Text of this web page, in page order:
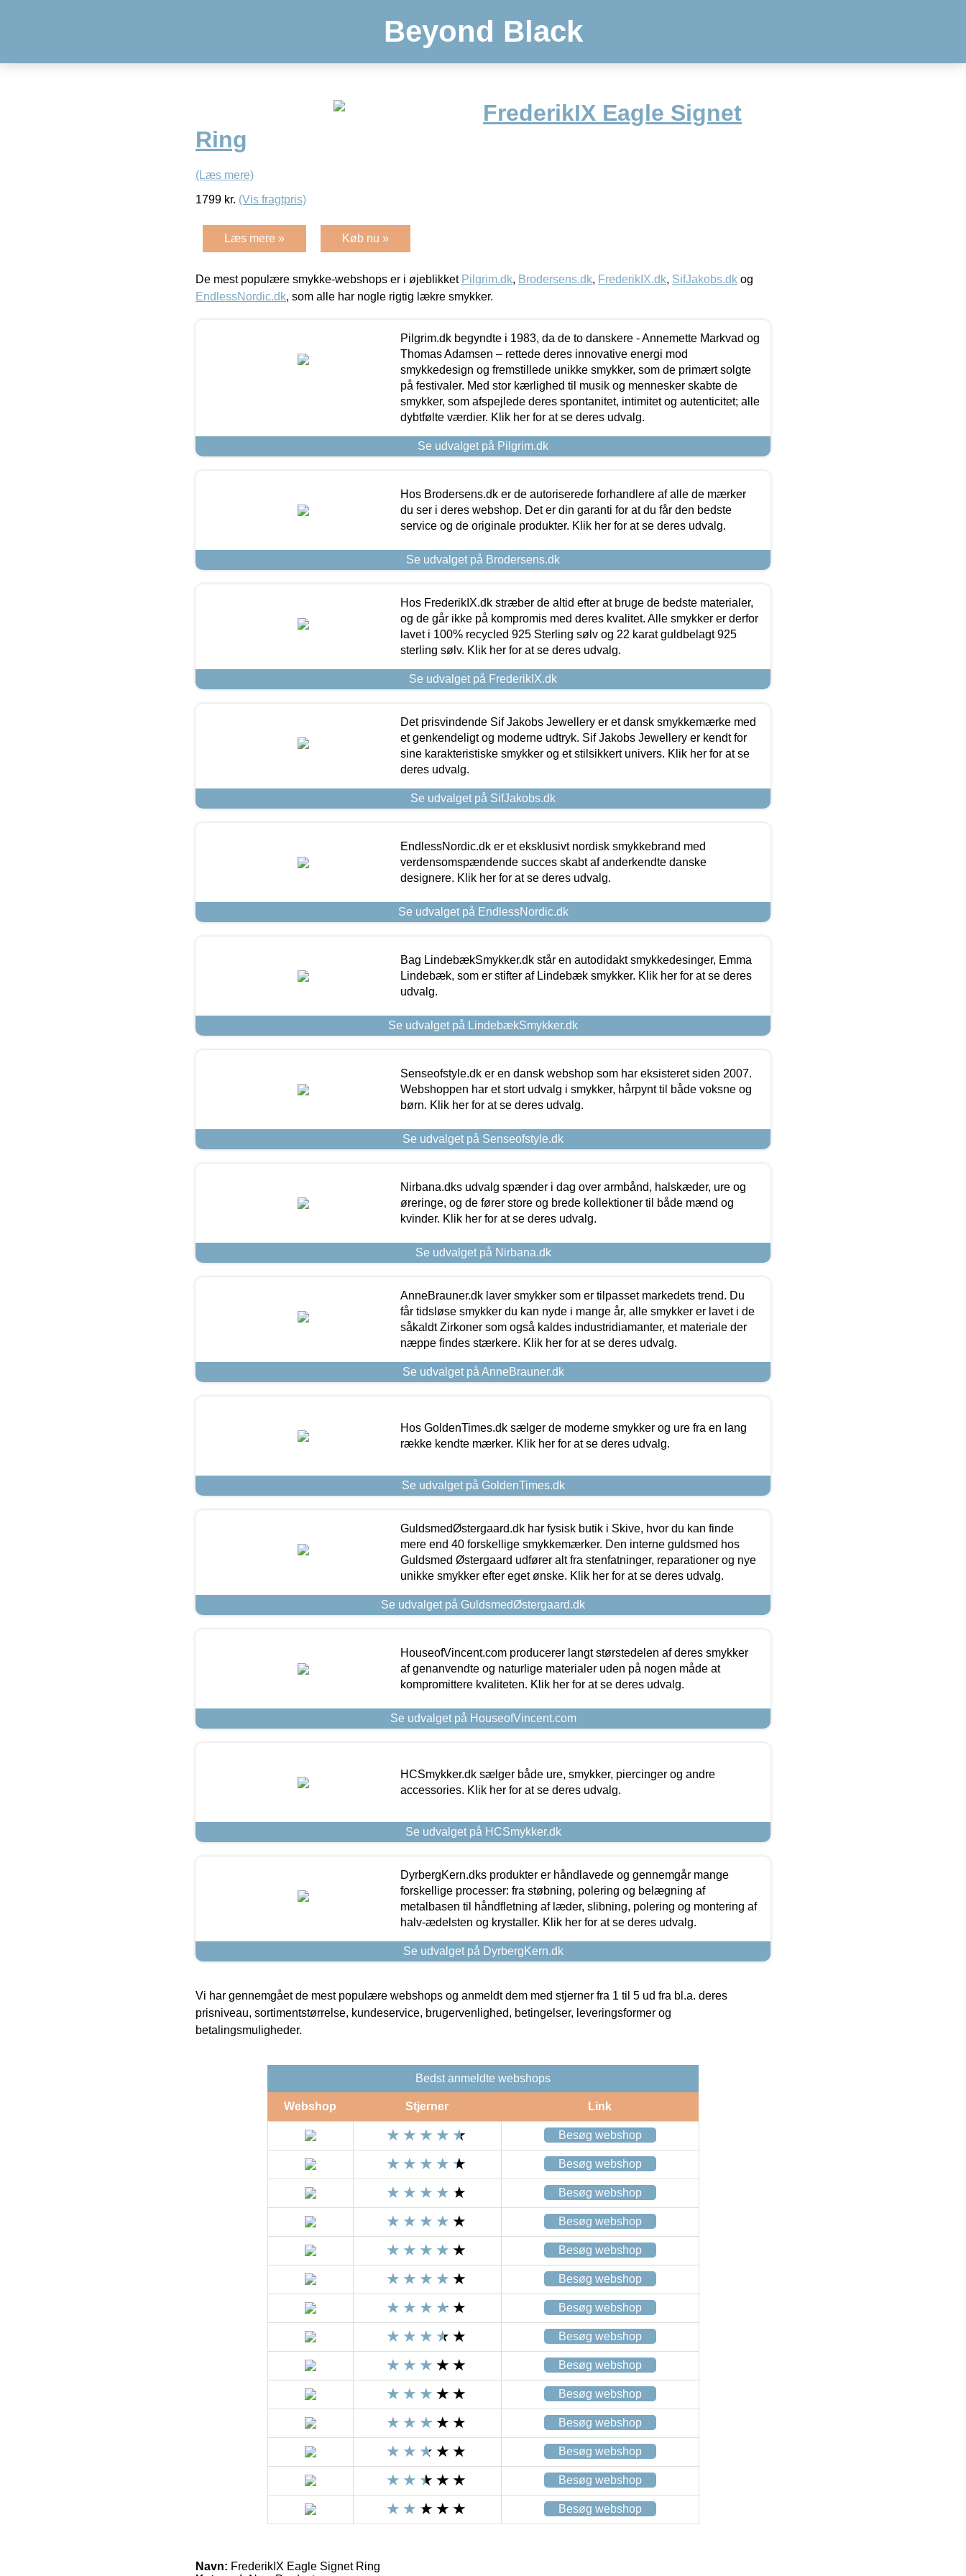
Beyond Black
FrederikIX Eagle Signet
Ring
(Læs mere)
1799 kr. (Vis fragtpris)
Læs mere » Køb nu »
De mest populære smykke-webshops er i øjeblikket Pilgrim.dk, Brodersens.dk, FrederikIX.dk, SifJakobs.dk og
EndlessNordic.dk, som alle har nogle rigtig lækre smykker.
Pilgrim.dk begyndte i 1983, da de to danskere - Annemette Markvad og
Thomas Adamsen – rettede deres innovative energi mod
smykkedesign og fremstillede unikke smykker, som de primært solgte
på festivaler. Med stor kærlighed til musik og mennesker skabte de
smykker, som afspejlede deres spontanitet, intimitet og autenticitet; alle
dybtfølte værdier. Klik her for at se deres udvalg.
Se udvalget på Pilgrim.dk
Hos Brodersens.dk er de autoriserede forhandlere af alle de mærker
du ser i deres webshop. Det er din garanti for at du får den bedste
service og de originale produkter. Klik her for at se deres udvalg.
Se udvalget på Brodersens.dk
Hos FrederikIX.dk stræber de altid efter at bruge de bedste materialer,
og de går ikke på kompromis med deres kvalitet. Alle smykker er derfor
lavet i 100% recycled 925 Sterling sølv og 22 karat guldbelagt 925
sterling sølv. Klik her for at se deres udvalg.
Se udvalget på FrederikIX.dk
Det prisvindende Sif Jakobs Jewellery er et dansk smykkemærke med
et genkendeligt og moderne udtryk. Sif Jakobs Jewellery er kendt for
sine karakteristiske smykker og et stilsikkert univers. Klik her for at se
deres udvalg.
Se udvalget på SifJakobs.dk
EndlessNordic.dk er et eksklusivt nordisk smykkebrand med
verdensomspændende succes skabt af anderkendte danske
designere. Klik her for at se deres udvalg.
Se udvalget på EndlessNordic.dk
Bag LindebækSmykker.dk står en autodidakt smykkedesinger, Emma
Lindebæk, som er stifter af Lindebæk smykker. Klik her for at se deres
udvalg.
Se udvalget på LindebækSmykker.dk
Senseofstyle.dk er en dansk webshop som har eksisteret siden 2007.
Webshoppen har et stort udvalg i smykker, hårpynt til både voksne og
børn. Klik her for at se deres udvalg.
Se udvalget på Senseofstyle.dk
Nirbana.dks udvalg spænder i dag over armbånd, halskæder, ure og
øreringe, og de fører store og brede kollektioner til både mænd og
kvinder. Klik her for at se deres udvalg.
Se udvalget på Nirbana.dk
AnneBrauner.dk laver smykker som er tilpasset markedets trend. Du
får tidsløse smykker du kan nyde i mange år, alle smykker er lavet i de
såkaldt Zirkoner som også kaldes industridiamanter, et materiale der
næppe findes stærkere. Klik her for at se deres udvalg.
Se udvalget på AnneBrauner.dk
Hos GoldenTimes.dk sælger de moderne smykker og ure fra en lang
række kendte mærker. Klik her for at se deres udvalg.
Se udvalget på GoldenTimes.dk
GuldsmedØstergaard.dk har fysisk butik i Skive, hvor du kan finde
mere end 40 forskellige smykkemærker. Den interne guldsmed hos
Guldsmed Østergaard udfører alt fra stenfatninger, reparationer og nye
unikke smykker efter eget ønske. Klik her for at se deres udvalg.
Se udvalget på GuldsmedØstergaard.dk
HouseofVincent.com producerer langt størstedelen af deres smykker
af genanvendte og naturlige materialer uden på nogen måde at
kompromittere kvaliteten. Klik her for at se deres udvalg.
Se udvalget på HouseofVincent.com
HCSmykker.dk sælger både ure, smykker, piercinger og andre
accessories. Klik her for at se deres udvalg.
Se udvalget på HCSmykker.dk
DyrbergKern.dks produkter er håndlavede og gennemgår mange
forskellige processer: fra støbning, polering og belægning af
metalbasen til håndfletning af læder, slibning, polering og montering af
halv-ædelsten og krystaller. Klik her for at se deres udvalg.
Se udvalget på DyrbergKern.dk
Vi har gennemgået de mest populære webshops og anmeldt dem med stjerner fra 1 til 5 ud fra bl.a. deres
prisniveau, sortimentstørrelse, kundeservice, brugervenlighed, betingelser, leveringsformer og
betalingsmuligheder.
Bedst anmeldte webshops
Webshop Stjerner Link
Besøg webshop
Besøg webshop
Besøg webshop
Besøg webshop
Besøg webshop
Besøg webshop
Besøg webshop
Besøg webshop
Besøg webshop
Besøg webshop
Besøg webshop
Besøg webshop
Besøg webshop
Besøg webshop
Navn: FrederikIX Eagle Signet Ring